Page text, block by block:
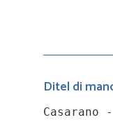
Ditel di
Casarano